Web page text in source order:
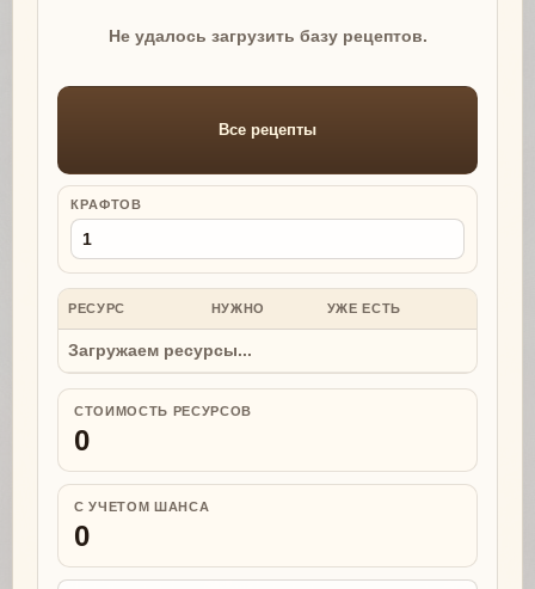
Не удалось загрузить базу рецептов.
Все рецепты
КРАФТОВ
РЕСУРС НУЖНО УЖЕ ЕСТЬ
Загружаем ресурсы...
СТОИМОСТЬ РЕСУРСОВ
0
С УЧЕТОМ ШАНСА
0